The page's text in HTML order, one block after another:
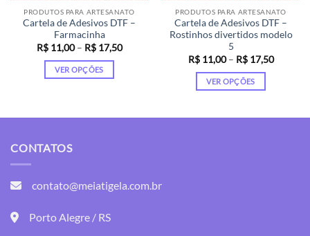
PRODUTOS PARA ARTESANATO
Cartela de Adesivos DTF –
Farmacinha
R$11,00 – R$17,50Faixa
VER OPÇÕES
podem
escolhidas
PRODUTOS PARA ARTESANATO
Cartela de Adesivos DTF –
Rostinhos divertidos modelo
5
R$11,00 – R$17,50Faixa
VER OPÇÕES
CONTATOS
contato@meiatigela.com.br
Porto Alegre / RS